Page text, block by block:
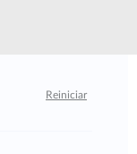
Reiniciar